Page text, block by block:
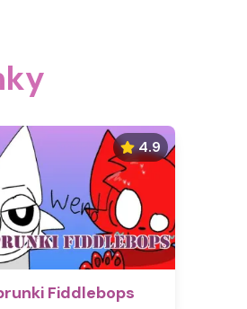
4.9
Fiddlebops